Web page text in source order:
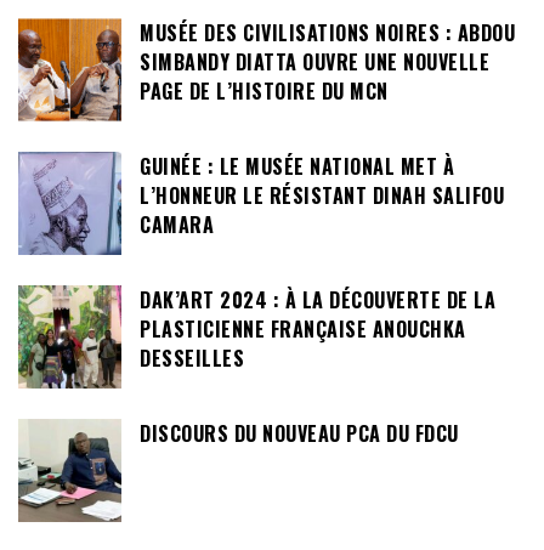
MUSÉE DES CIVILISATIONS NOIRES : ABDOU
SIMBANDY DIATTA OUVRE UNE NOUVELLE
PAGE DE L’HISTOIRE DU MCN
GUINÉE : LE MUSÉE NATIONAL MET À
L’HONNEUR LE RÉSISTANT DINAH SALIFOU
CAMARA
DAK’ART 2024 : À LA DÉCOUVERTE DE LA
PLASTICIENNE FRANÇAISE ANOUCHKA
DESSEILLES
DISCOURS DU NOUVEAU PCA DU FDCU